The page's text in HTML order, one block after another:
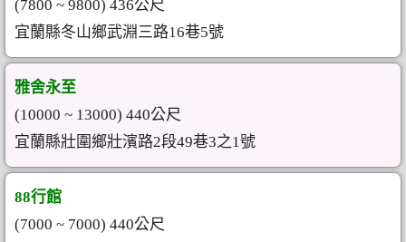
(7800 ~ 9800) 436公尺
宜蘭縣冬山鄉武淵三路16巷5號
雅舍永至
(10000 ~ 13000) 440公尺
宜蘭縣壯圍鄉壯濱路2段49巷3之1號
88行館
(7000 ~ 7000) 440公尺